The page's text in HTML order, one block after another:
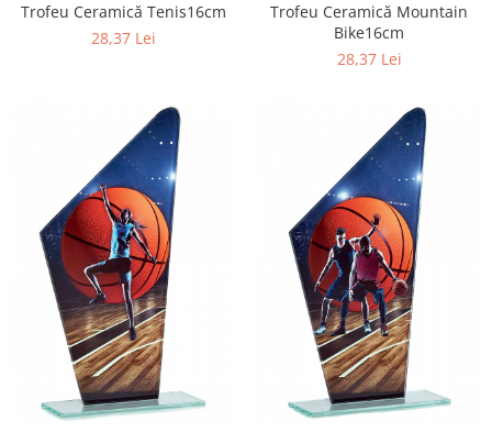
Trofeu Ceramică Tenis16cm
28,37 Lei
Trofeu Ceramică Mountain
Bike16cm
28,37 Lei